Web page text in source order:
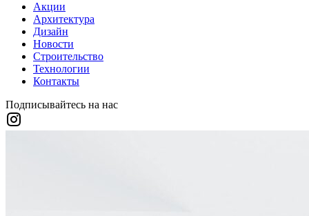
Акции
Архитектура
Дизайн
Новости
Строительство
Технологии
Контакты
Подписывайтесь на нас